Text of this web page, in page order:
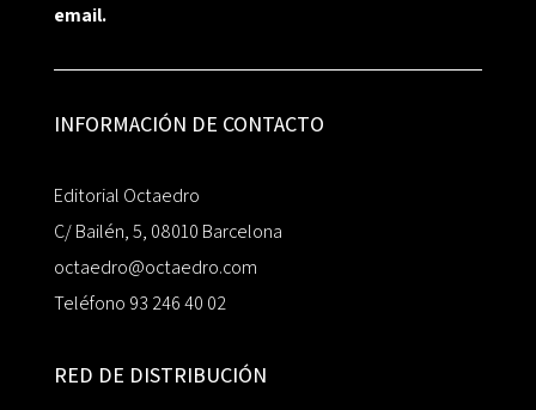
email.
INFORMACIÓN DE CONTACTO
Editorial Octaedro
C/ Bailén, 5, 08010 Barcelona
octaedro@octaedro.com
Teléfono 93 246 40 02
RED DE DISTRIBUCIÓN